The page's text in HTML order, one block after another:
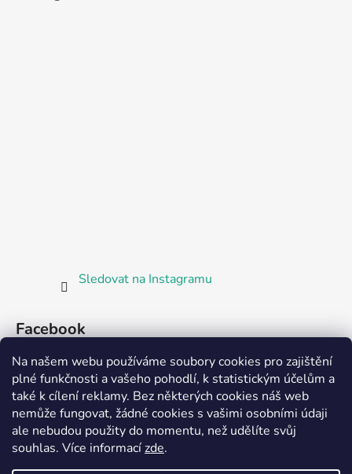
Na našem webu používáme soubory cookies pro zajištění
plné funkčnosti a vašeho pohodlí, k statistickým účelům a
také k cílení reklamy. Bez některých cookies náš web
nemůže fungovat, žádné cookies s vašimi osobními údaji
ale nebudou použity do momentu, než udělíte svůj
souhlas. Více informacízde.
Sledovat na Instagramu
Facebook
Partnerská prodejna Barefoot Plzeň